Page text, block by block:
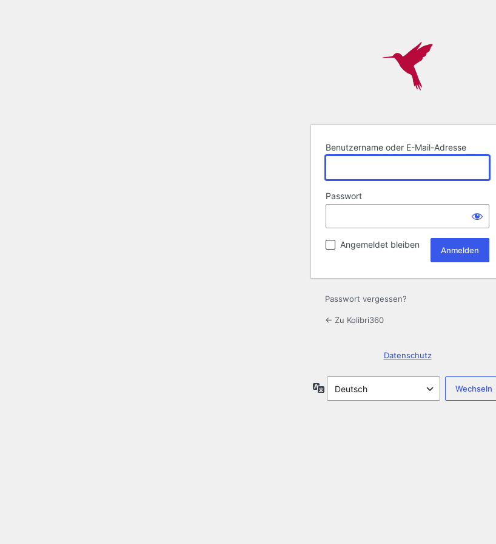
Benutzername oder E-Mail-Adresse
Passwort
Angemeldet bleiben
Passwort vergessen?
← Zu Kolibri360
Datenschutz
Sprache